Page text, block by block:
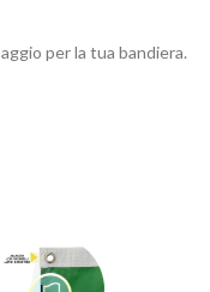
per la tua bandiera.